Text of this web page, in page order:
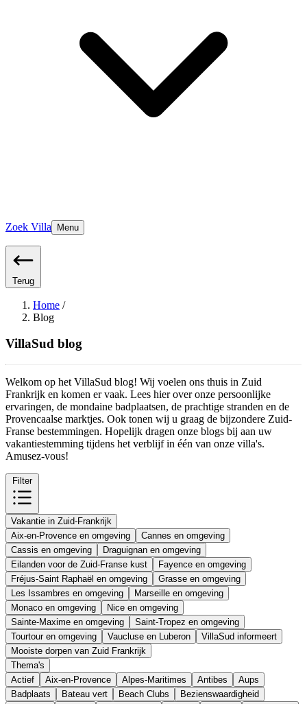
Zoek Villa Menu
Terug
Home /
Blog
VillaSud blog
Welkom op het VillaSud blog! Wij voelen ons thuis in Zuid
Frankrijk en komen er vaak. Lees hier over onze persoonlijke
ervaringen, de mondaine badplaatsen, de prachtige stranden en de
Provencaalse marktjes. Ook tonen wij u graag de bijzondere Zuid-
Franse bestemmingen. Hopelijk dragen onze blogs bij aan uw
vakantiestemming tijdens het verblijf in één van onze villa's.
Amusez-vous!
Filter
Vakantie in Zuid-Frankrijk
Aix-en-Provence en omgeving
Cannes en omgeving
Cassis en omgeving
Draguignan en omgeving
Eilanden voor de Zuid-Franse kust
Fayence en omgeving
Fréjus-Saint Raphaël en omgeving
Grasse en omgeving
Les Issambres en omgeving
Marseille en omgeving
Monaco en omgeving
Nice en omgeving
Sainte-Maxime en omgeving
Saint-Tropez en omgeving
Tourtour en omgeving
Vaucluse en Luberon
VillaSud informeert
Mooiste dorpen van Zuid Frankrijk
Thema's
Actief
Aix-en-Provence Alpes-Maritimes Antibes
Aups
Badplaats
Bateau vert Beach Clubs
Bezienswaardigheid